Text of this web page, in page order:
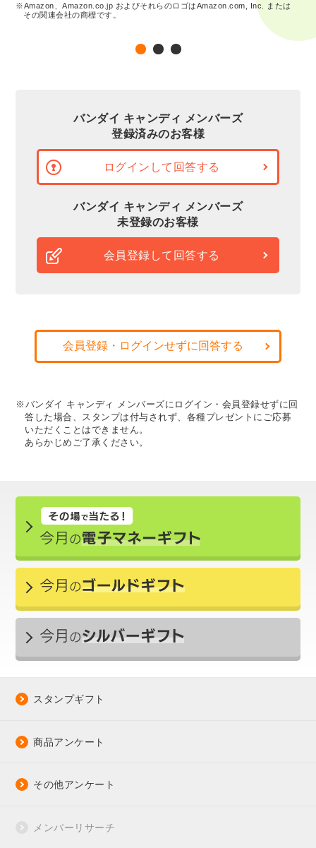
※Amazon、Amazon.co.jp およびそれらのロゴはAmazon.com, Inc. または
その関連会社の商標です。
バンダイ キャンディ メンバーズ
登録済みのお客様
ログインして回答する
バンダイ キャンディ メンバーズ
未登録のお客様
会員登録して回答する
会員登録・ログインせずに回答する
※バンダイ キャンディ メンバーズにログイン・会員登録せずに回
答した場合、スタンプは付与されず、各種プレゼントにご応募
いただくことはできません。
あらかじめご了承ください。
スタンプギフト
商品アンケート
その他アンケート
メンバーリサーチ